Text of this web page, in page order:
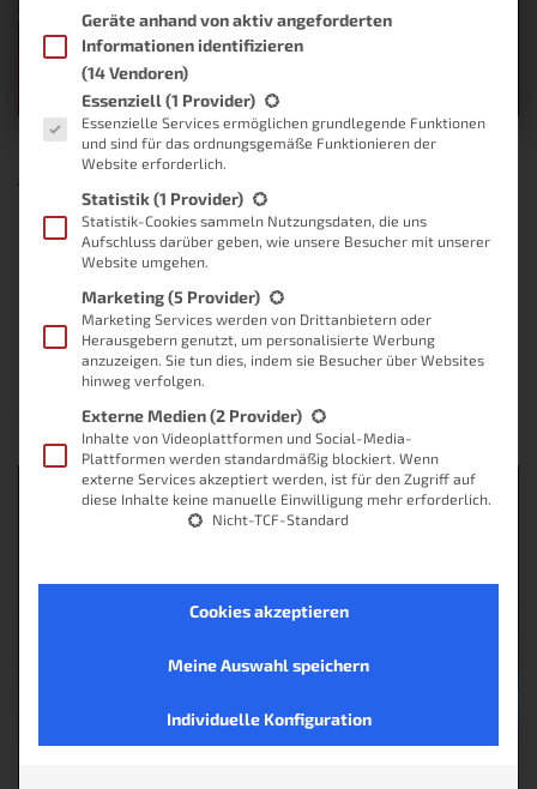
Alexa über OpenHab steuern mit
einem Binding
Dieser Beitrag wurde am 25.05.2018 überarbeitet. Vielen Dank an
und die Hilfestellung. Wer sich übrigens für Fotografie interessiert,
sollte definitiv einen Blick auf Michaels Seite werfen! Außerdem
solltest du diese Ankündigung zur Weiterentwicklung lesen, wenn
du daran interessiert bist, deine Lampen
Lukas, vor8 Jahren
Geräte anhand von aktiv angeforderten
Informationen identifizieren
(14 Vendoren)
Es folgt eine Liste der Service-Gruppen, für die eine
Essenziell(1 Provider)
Essenzielle Services ermöglichen grundlegende Funktionen
und sind für das ordnungsgemäße Funktionieren der
Website erforderlich.
Statistik(1 Provider)
Statistik-Cookies sammeln Nutzungsdaten, die uns
Aufschluss darüber geben, wie unsere Besucher mit unserer
Website umgehen.
Marketing(5 Provider)
Marketing Services werden von Drittanbietern oder
Herausgebern genutzt, um personalisierte Werbung
anzuzeigen. Sie tun dies, indem sie Besucher über Websites
hinweg verfolgen.
Externe Medien(2 Provider)
Inhalte von Videoplattformen und Social-Media-
Plattformen werden standardmäßig blockiert. Wenn
externe Services akzeptiert werden, ist für den Zugriff auf
diese Inhalte keine manuelle Einwilligung mehr erforderlich.
Nicht-TCF-Standard
Cookies akzeptieren
Meine Auswahl speichern
Individuelle Konfiguration